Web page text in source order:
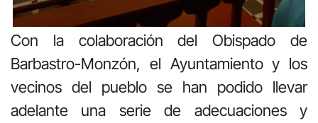
Con la colaboración del Obispado de
Barbastro-Monzón, el Ayuntamiento y los
vecinos del pueblo se han podido llevar
adelante una serie de adecuaciones y